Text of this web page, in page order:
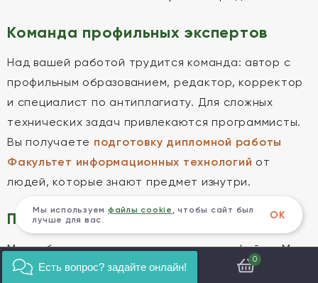
Команда профильных экспертов
Над вашей работой трудится команда: автор с
профильным образованием, редактор, корректор
и специалист по антиплагиату. Для сложных
технических задач привлекаются программисты.
Вы получаете подготовку дипломной работы
Факультет информационных технологий от
людей, которые знают предмет изнутри.
Полное сопровождение до защиты
Мы не бросаем клиентов после сдачи файла. Мы
помогаем оформить пояснительную записку,
0
Мы используем файлы cookie , чтобы сайт был
лучше для вас.
ОК
Есть вопрос? задайте онлайн!